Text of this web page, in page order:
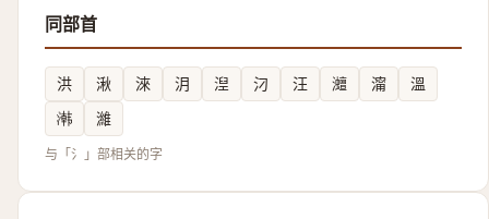
同部首
洪 湫 淶 㳉 湼 汈 汪 灗 澝
溫
鿰
濰
与「氵」部相关的字